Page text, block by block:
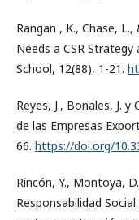
Rangan , K., Chase,
Needs a CSR
School, 12(88), 1-21.
Reyes, J., Bonales, J.
de las Empresas
66. https://doi.org/
Rincón, Y., Montoya,
Responsabilidad